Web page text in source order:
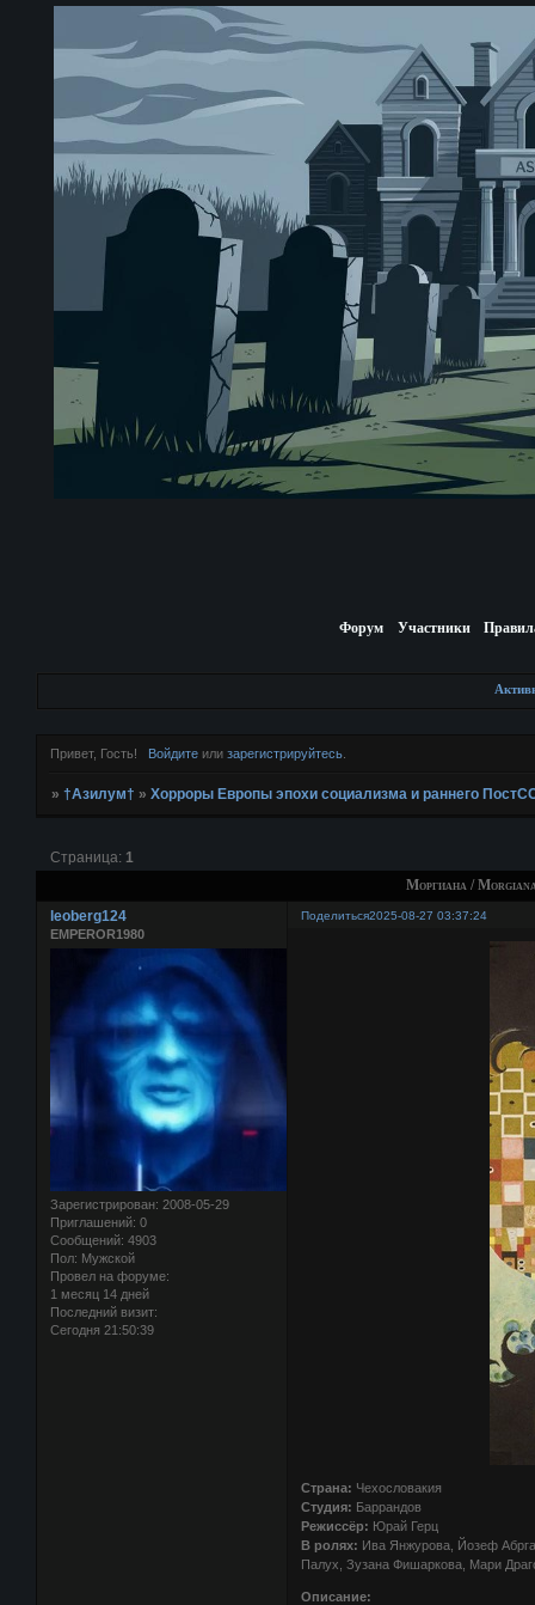
Форум Участники
Привет, Гость! Войдитеили зарегистрируйтесь.
»†Азилум† »Хорроры Европы эпохи социализма и раннего
Моргиана /
Страница: 1
Поделиться2025-08-27 03:37:24
leoberg124
EMPEROR1980
Зарегистрирован: 2008-05-29
Приглашений: 0
Сообщений: 4903
Пол: Мужской
Провел на форуме:
1 месяц 14 дней
Последний визит:
Сегодня 21:50:39
Страна: Чехословакия
Студия: Баррандов
Режиссёр: Юрай Герц
В ролях: Ива Янжурова, Йозеф
Палух, Зузана Фишаркова, Мари
Описание: